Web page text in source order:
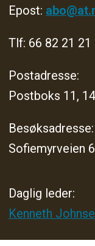
Epost:
Tlf: 66 82 21 21
Postadresse:
Postboks 11,
Besøksadresse:
Sofiemyrveien
Daglig leder:
Kenneth